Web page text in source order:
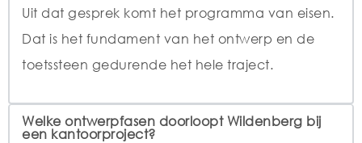
Uit dat gesprek komt het programma van eisen.
Dat is het fundament van het ontwerp en de
toetssteen gedurende het hele traject.
Welke ontwerpfasen doorloopt Wildenberg bij
een kantoorproject?